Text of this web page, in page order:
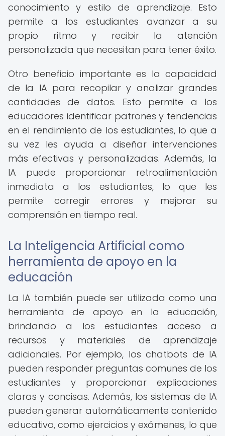
conocimiento y estilo de aprendizaje. Esto
permite a los estudiantes avanzar a su
propio ritmo y recibir la atención
personalizada que necesitan para tener éxito.
Otro beneficio importante es la capacidad
de la IA para recopilar y analizar grandes
cantidades de datos. Esto permite a los
educadores identificar patrones y tendencias
en el rendimiento de los estudiantes, lo que a
su vez les ayuda a diseñar intervenciones
más efectivas y personalizadas. Además, la
IA puede proporcionar retroalimentación
inmediata a los estudiantes, lo que les
permite corregir errores y mejorar su
comprensión en tiempo real.
La Inteligencia Artificial como
herramienta de apoyo en la
educación
La IA también puede ser utilizada como una
herramienta de apoyo en la educación,
brindando a los estudiantes acceso a
recursos y materiales de aprendizaje
adicionales. Por ejemplo, los chatbots de IA
pueden responder preguntas comunes de los
estudiantes y proporcionar explicaciones
claras y concisas. Además, los sistemas de IA
pueden generar automáticamente contenido
educativo, como ejercicios y exámenes, lo que